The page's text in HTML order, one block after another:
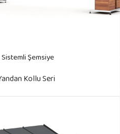
Şemsiye
Kollu Seri